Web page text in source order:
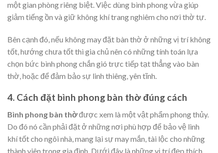
một gian phòng riêng biệt. Việc dùng bình phong vừa giúp
giảm tiếng ồn và giữ không khí trang nghiêm cho nơi thờ tự.
Bên cạnh đó, nếu không may đặt bàn thờ ở những vị trí không
tốt, hướng chưa tốt thì gia chủ nên có những tính toán lựa
chọn bức bình phong chắn gió trực tiếp tạt thẳng vào bàn
thờ, hoặc để đảm bảo sự linh thiêng, yên tĩnh.
4. Cách đặt bình phong bàn thờ đúng cách
Bình phong bàn thờđược xem là một vật phẩm phong thủy.
Do đó nó cần phải đặt ở những nơi phù hợp để bảo vệ linh
khí tốt cho ngôi nhà, mang lại sự may mắn, tài lộc cho những
thành viên trong gia đình. Dưới đây là những vị trí đẹp thích